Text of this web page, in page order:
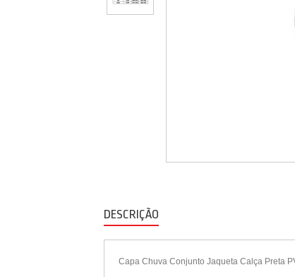
DESCRIÇÃO
Capa Chuva Conjunto Jaqueta Calça Preta